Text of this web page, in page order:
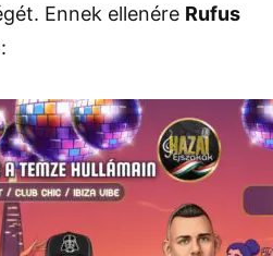
Ennek ellenére Rufus